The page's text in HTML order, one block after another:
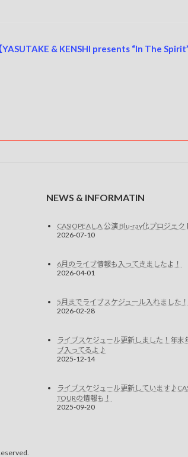
& KENSHI presents “In The
NEWS & INFORMATIN
CASIOPEA L.A.公演 Blu-ray化プロジェク
2026-07-10
6月のライブ情報も入ってきましたよ！
2026-04-01
5月までライブスケジュール入れました！
2026-02-28
ライブスケジュール更新しました！年末
ブ入ってるよ♪
2025-12-14
ライブスケジュール更新しています
TOURの情報も！
2025-09-20